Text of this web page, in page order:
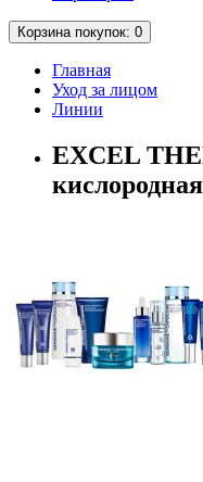
Корзинапокупок: 0
Главная
Уход за лицом
Линии
EXCEL